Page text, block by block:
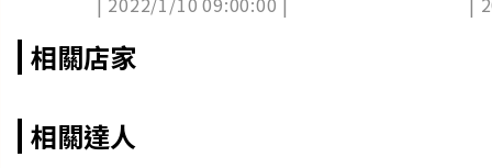
相關店家
相關達人